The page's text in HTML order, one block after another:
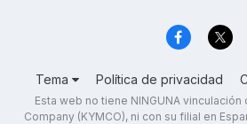
Tema Política de privacidad
Esta web no tiene NINGUNA vinculación
Company (KYMCO), ni con su filial en